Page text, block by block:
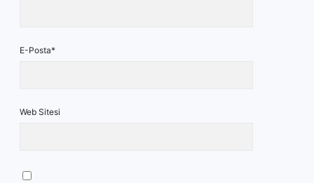
E-Posta*
Web Sitesi